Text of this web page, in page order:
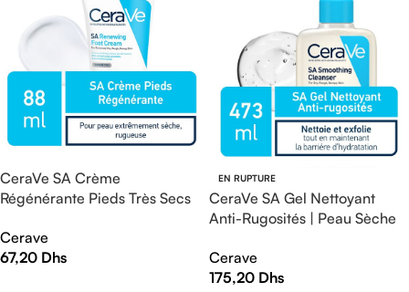
CeraVe SA Crème
Régénérante Pieds Très Secs
Cerave
67,20 Dhs
EN RUPTURE
CeraVe SA Gel Nettoyant
Anti-Rugosités | Peau Sèche
Cerave
175,20 Dhs